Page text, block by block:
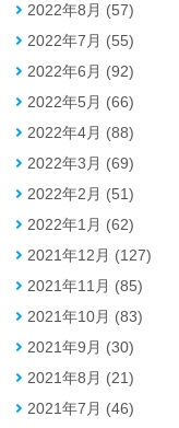
2022年8月 (57)
2022年7月 (55)
2022年6月 (92)
2022年5月 (66)
2022年4月 (88)
2022年3月 (69)
2022年2月 (51)
2022年1月 (62)
2021年12月 (127)
2021年11月 (85)
2021年10月 (83)
2021年9月 (30)
2021年8月 (21)
2021年7月 (46)